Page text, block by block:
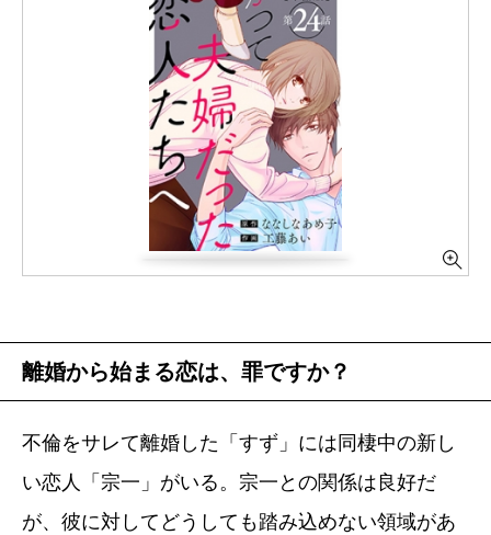
離婚から始まる恋は、罪ですか？
不倫をサレて離婚した「すず」には同棲中の新し
い恋人「宗一」がいる。宗一との関係は良好だ
が、彼に対してどうしても踏み込めない領域があ